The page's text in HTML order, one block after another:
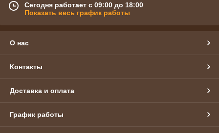
Сегодня работает с 09:00 до 18:00
Показать весь график работы
О нас
Контакты
Доставка и оплата
График работы